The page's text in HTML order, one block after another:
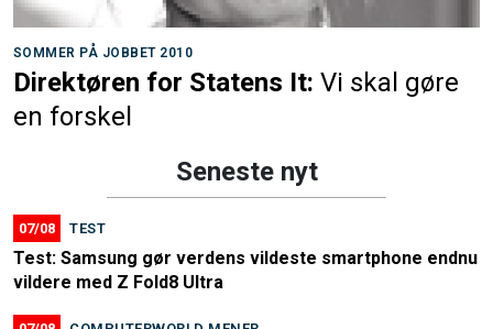
SOMMER PÅ JOBBET 2010
Direktøren for Statens It: Vi skal gøre
en forskel
Seneste nyt
07/08 TEST
Test: Samsung gør verdens vildeste smartphone endnu
vildere med Z Fold8 Ultra